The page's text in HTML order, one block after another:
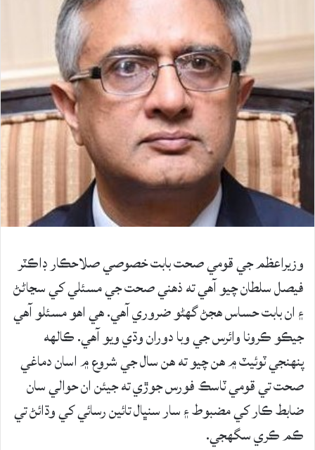
وزيراعظم جي قومي صحت بابت خصوصي صلاحڪار ڊاڪٽر
فيصل سلطان چيو آهي ته ذهني صحت جي مسئلي کي سڃاڻڻ
۽ ان بابت حساس هجڻ گهڻو ضروري آهي. هي اهو مسئلو آهي
جيڪو ڪرونا وائرس جي وبا دوران وڌي ويو آهي. ڪالهه
پنهنجي ٽوئيٽ ۾ هن چيو ته هن سال جي شروع ۾ اسان دماغي
صحت تي قومي ٽاسڪ فورس جوڙي ته جيئن ان حوالي سان
ضابط ڪار کي مضبوط ۽ سار سنڀال تائين رسائي کي وڌائڻ تي
ڪم ڪري سگهجي.